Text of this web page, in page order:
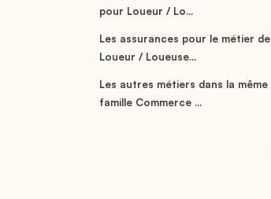
pour Loueur / Lo...
Les assurances pour le métier de
Loueur / Loueuse...
Les autres métiers dans la même
famille Commerce ...